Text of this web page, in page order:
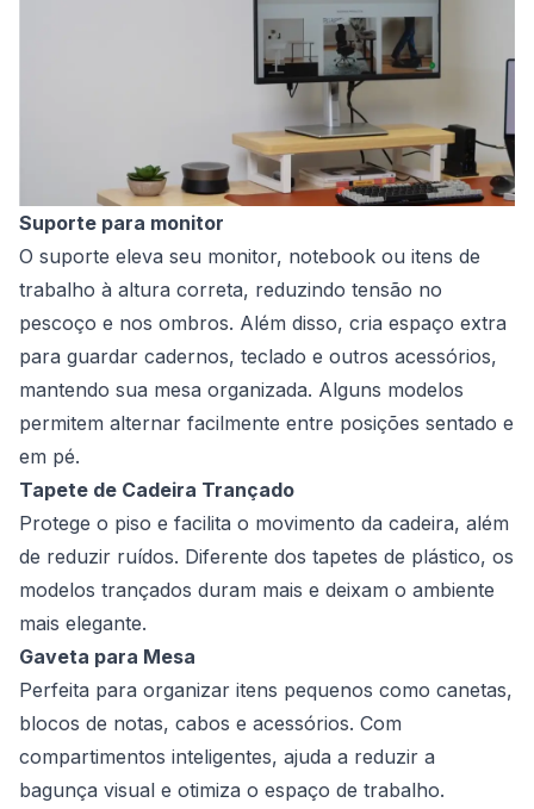
Suporte para monitor
O suporte eleva seu monitor, notebook ou itens de
trabalho à altura correta, reduzindo tensão no
pescoço e nos ombros. Além disso, cria espaço extra
para guardar cadernos, teclado e outros acessórios,
mantendo sua mesa organizada. Alguns modelos
permitem alternar facilmente entre posições sentado e
em pé.
Tapete de Cadeira Trançado
Protege o piso e facilita o movimento da cadeira, além
de reduzir ruídos. Diferente dos tapetes de plástico, os
modelos trançados duram mais e deixam o ambiente
mais elegante.
Gaveta para Mesa
Perfeita para organizar itens pequenos como canetas,
blocos de notas, cabos e acessórios. Com
compartimentos inteligentes, ajuda a reduzir a
bagunça visual e otimiza o espaço de trabalho.